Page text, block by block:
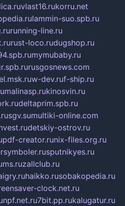
vlast16.rukorru.net
lammin-suo.spb.ru
running-line.ru
rust-loco.rudugshop.ru
mymubaby.ru
rusgosnews.com
w-dev.ruf-ship.ru
malinasp.rukinosvin.ru
deltaprim.spb.ru
sgv.sumultiki-online.com
detskiy-ostrov.ru
pdf-creator.runix-files.org.ru
sputnikyes.ru
zallclub.ru
haikko.rusobakopedia.ru
clock.net.ru
npf.net.ru7bit.pp.rukalugatur.ru